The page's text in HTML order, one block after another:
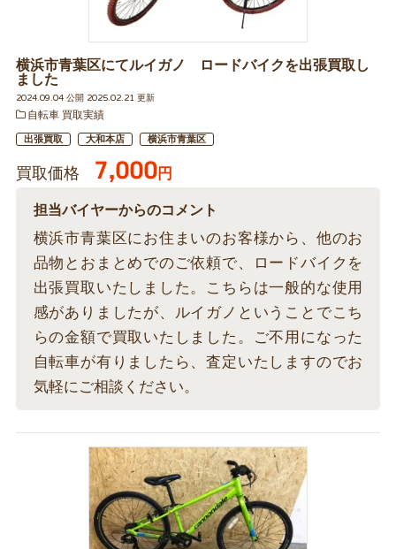
横浜市青葉区にてルイガノ ロードバイクを出張買取し
ました
2024.09.04 公開 2025.02.21 更新
自転車 買取実績
出張買取 大和本店 横浜市青葉区
買取価格 7,000円
担当バイヤーからのコメント
横浜市青葉区にお住まいのお客様から、他のお
品物とおまとめでのご依頼で、ロードバイクを
出張買取いたしました。こちらは一般的な使用
感がありましたが、ルイガノということでこち
らの金額で買取いたしました。ご不用になった
自転車が有りましたら、査定いたしますのでお
気軽にご相談ください。